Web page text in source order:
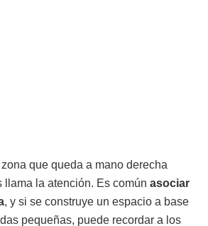
que queda a mano derecha
llama la atención. Es común asociar
, y si se construye un espacio a base
pequeñas, puede recordar a los